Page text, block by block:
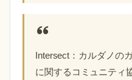
Intersect：カルダノの
に関するコミュニティ